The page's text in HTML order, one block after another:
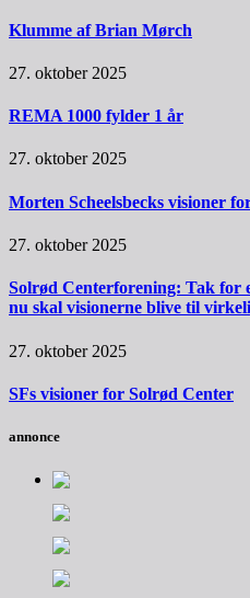
Klumme af Brian Mørch
27. oktober 2025
REMA 1000 fylder 1 år
27. oktober 2025
Morten Scheelsbecks visioner
27. oktober 2025
Solrød Centerforening: Tak for
nu skal visionerne blive til
27. oktober 2025
SFs visioner for Solrød Center
annonce